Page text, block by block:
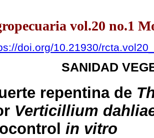
vol.20 no.1
doi.org/10.21930/
SANIDAD
repentina de
Verticillium
in vitro